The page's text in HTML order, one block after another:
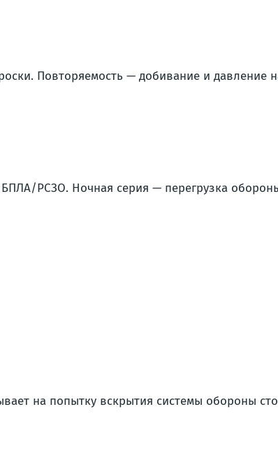
Повторяемость — добивание и давление
РСЗО. Ночная серия — перегрузка
на попытку вскрытия системы обороны